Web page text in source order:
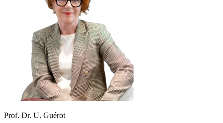
Prof. Dr. U. Guérot